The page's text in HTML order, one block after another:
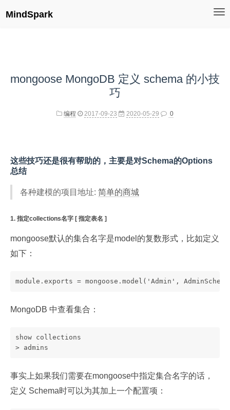
MindSpark
mongoose MongoDB 定义 schema 的小技
巧
编程 2017-09-23 2020-05-29 0
这些技巧还是很有帮助的，主要是对Schema的Options
总结
各种建模的项目地址: 简单的商城
1. 指定collections名字 [ 指定表名 ]
mongoose默认的集合名字是model的复数形式，比如定义
如下：
module.exports = mongoose.model('Admin',
MongoDB 中查看集合：
show collections
> admins
事实上如果我们需要在mongoose中指定集合名字的话，
定义 Schema时可以为其加上一个配置项：